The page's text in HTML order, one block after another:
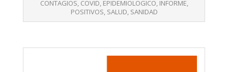
CONTAGIOS, COVID, EPIDEMIOLOGICO, INFORME,
POSITIVOS, SALUD, SANIDAD